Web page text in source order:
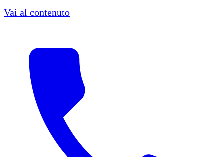
Vai al contenuto